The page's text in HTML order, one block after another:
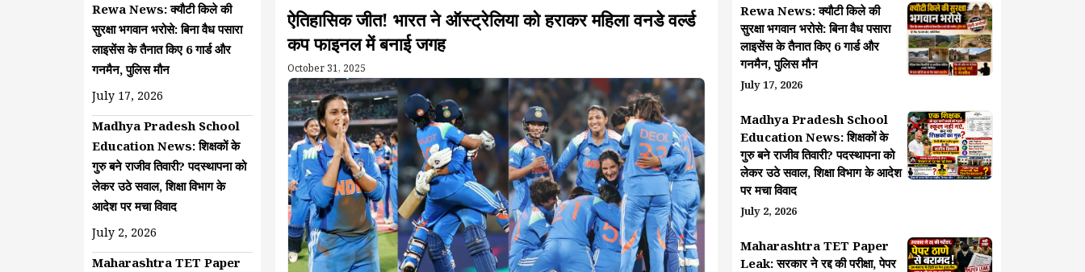
ऐतिहासिक जीत! भारत ने ऑस्ट्रेलिया को हराकर महिला वनडे वर्ल्ड
कप फाइनल में बनाई जगह
October 31, 2025
Rewa News: क्यौटी किले की
सुरक्षा भगवान भरोसे: बिना वैध पसारा
लाइसेंस के तैनात किए 6 गार्ड और
गनमैन, पुलिस मौन
July 17, 2026
Madhya Pradesh School
Education News: शिक्षकों के
गुरु बने राजीव तिवारी? पदस्थापना को
लेकर उठे सवाल, शिक्षा विभाग के
आदेश पर मचा विवाद
July 2, 2026
Maharashtra TET Paper
Rewa News: क्यौटी किले की
सुरक्षा भगवान भरोसे: बिना वैध पसारा
लाइसेंस के तैनात किए 6 गार्ड और
गनमैन, पुलिस मौन
July 17, 2026
Madhya Pradesh School
Education News: शिक्षकों के
गुरु बने राजीव तिवारी? पदस्थापना को
लेकर उठे सवाल, शिक्षा विभाग के आदेश
पर मचा विवाद
July 2, 2026
Maharashtra TET Paper
Leak: सरकार ने रद्द की परीक्षा, पेपर